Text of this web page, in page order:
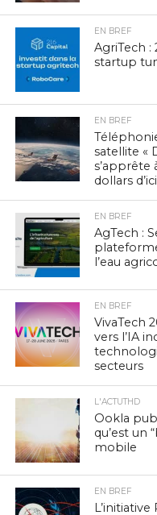
EN BREF
AgriTech :
startup
EN BREF
satellite «
s’apprête
dollars
EN BREF
AgTech :
l’eau
EN BREF
VivaTech
vers l’IA
secteurs
L'ACTUTHD
Ookla
qu’est un
mobile
EN BREF